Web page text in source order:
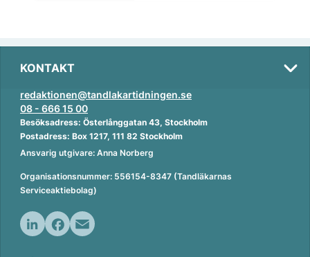
KONTAKT
redaktionen@tandlakartidningen.se
08 - 666 15 00
Besöksadress: Österlånggatan 43, Stockholm
Postadress: Box 1217, 111 82 Stockholm
Ansvarig utgivare: Anna Norberg
Organisationsnummer: 556154-8347 (Tandläkarnas
Serviceaktiebolag)